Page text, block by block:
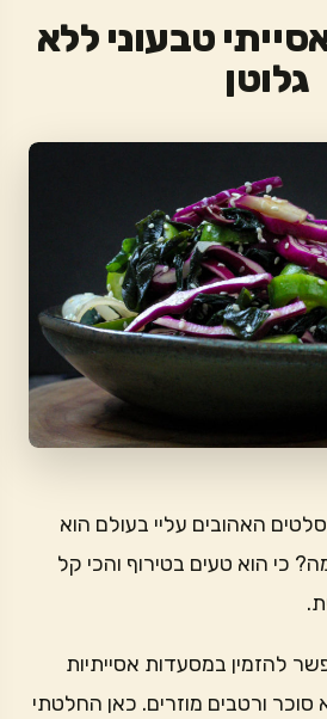
טבעוני ללא
גלוטן
האהובים עליי בעולם הוא
כי הוא טעים בטירוף והכי קל
להזמין במסעדות אסייתיות
סוכר ורטבים מוזרים. כאן החלטתי